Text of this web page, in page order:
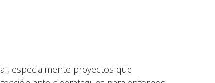
especialmente proyectos que